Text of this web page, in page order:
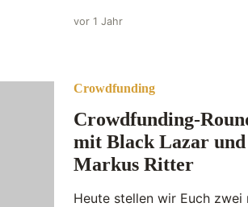
vor 1 Jahr
Crowdfunding
Crowdfunding-
mit Black Lazar und
Markus Ritter
Heute stellen wir Euch zwei